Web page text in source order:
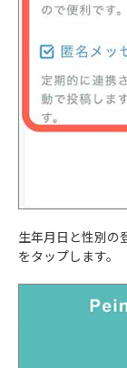
生年月日と性別の
をタップします。